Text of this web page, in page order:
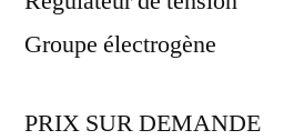
Groupe électrogène
PRIX SUR DEMANDE